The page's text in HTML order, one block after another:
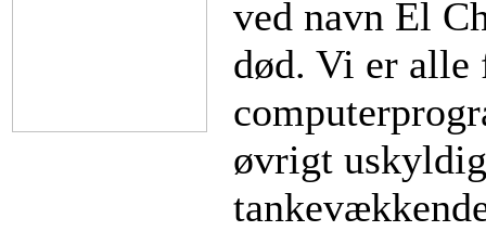
ved navn El
død. Vi er alle
øvrigt